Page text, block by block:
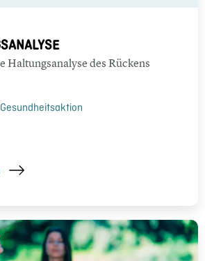
Haltungsanalyse des Rückens